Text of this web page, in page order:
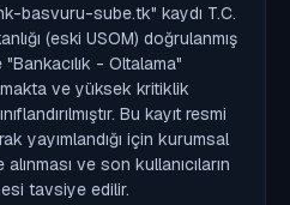
basvuru-sube.tk" kaydı T.C.
(eski USOM) doğrulanmış
- Oltalama"
ve yüksek kritiklik
Bu kayıt resmi
yayımlandığı için kurumsal
ve son kullanıcıların
tavsiye edilir.